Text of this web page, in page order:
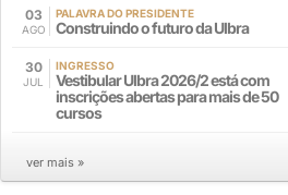
03
AGO
PALAVRA DO PRESIDENTE
Construindo o futuro da Ulbra
30
JUL
INGRESSO
Vestibular Ulbra 2026/2 está com
inscrições abertas para mais de 50
cursos
ver mais »